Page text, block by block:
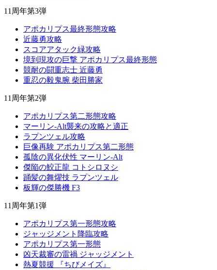
11周年第3弾
アポカリプス最終形態攻略
近藤勇攻略
スコアアタック緑攻略
境到現攻の巨撃 アポカリプス最終形態
競耐の闘重志士 近藤勇
重忍の毅鬼腕 柴田勝家
11周年第2弾
アポカリプス第二形態攻略
マーリン-Alt襲来の攻略と適正
ラプンツェル攻略
巨像再験 アポカリプス第二形態
孤陰の異化伏性 マーリン-Alt
傑陥の鮫正龍 コトシロヌシ
踊髪の舞燿技 ラプンツェル
板輝の傑勝機 F3
11周年第1弾
アポカリプス第一形態攻略
ジャッジメント降臨攻略
アポカリプス第一形態
凶天裁審の雷禍 ジャッジメント
熱夏競援 『ちびメイズ』